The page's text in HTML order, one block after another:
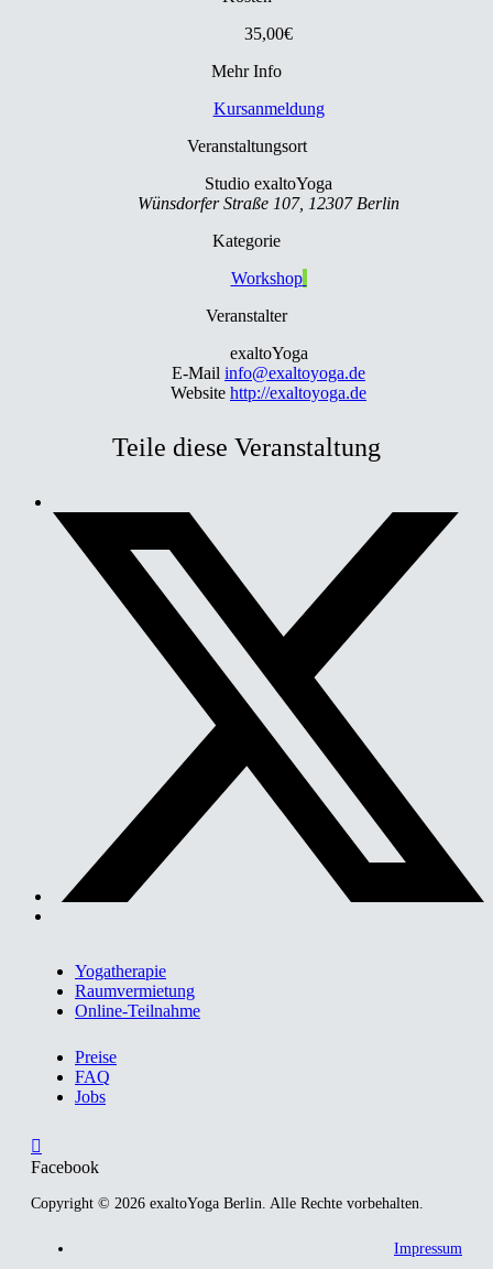
35,00€
Mehr Info
Kursanmeldung
Veranstaltungsort
Studio exaltoYoga
Wünsdorfer Straße 107, 12307 Berlin
Kategorie
Workshop
Veranstalter
exaltoYoga
E-Mail info@exaltoyoga.de
Website http://exaltoyoga.de
Teile diese Veranstaltung
Yogatherapie
Raumvermietung
Online-Teilnahme
Preise
FAQ
Jobs
Facebook
Copyright © 2026 exaltoYoga Berlin. Alle Rechte vorbehalten.
Impressum